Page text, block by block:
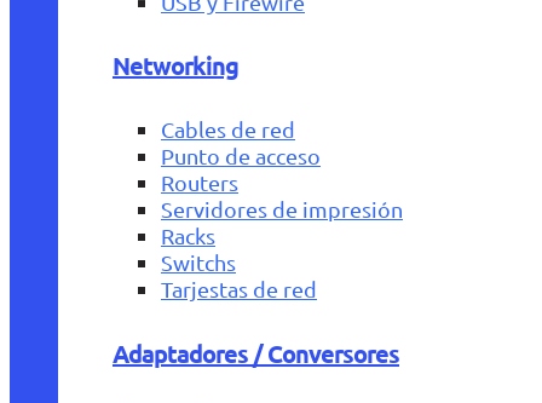
Networking
Cables de red
Punto de acceso
Routers
Servidores de impresión
Racks
Switchs
Tarjestas de red
Adaptadores / Conversores